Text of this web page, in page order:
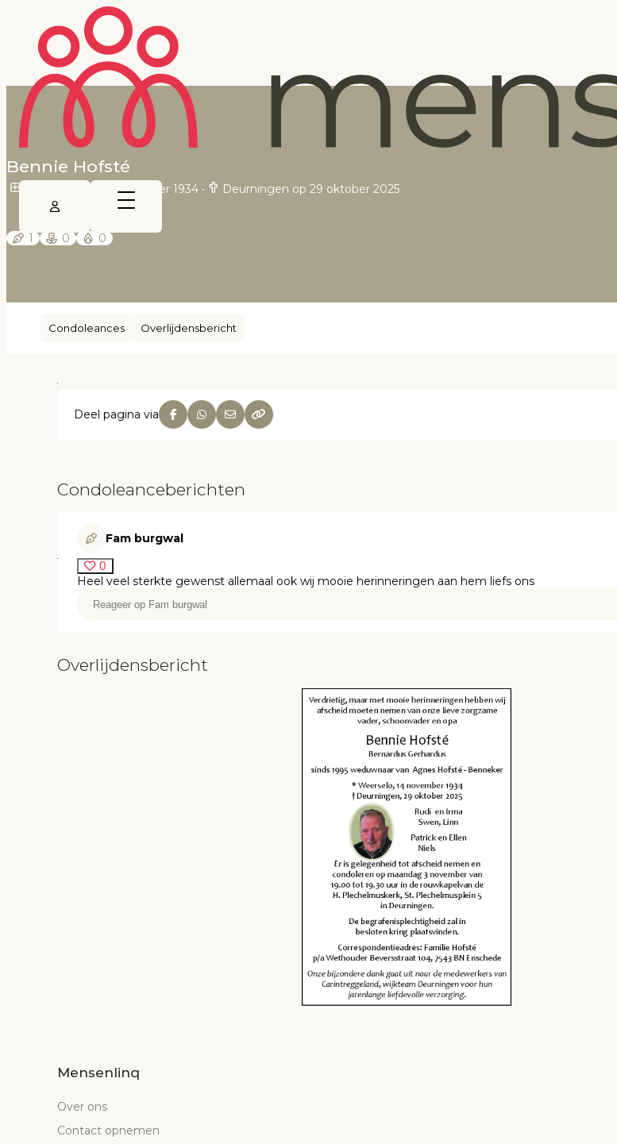
Bennie Hofsté
Weerselo op 14 november 1934 • Deurningen op 29 oktober 2025
1 0 0
Condoleances Overlijdensbericht
Deel pagina via
Condoleanceberichten
Fam burgwal
0
Heel veel sterkte gewenst allemaal ook wij mooie herinneringen aan hem liefs ons
Overlijdensbericht
Mensenlinq
Over ons
Contact opnemen